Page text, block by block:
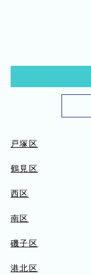
戸塚区
鶴見区
西区
南区
磯子区
港北区